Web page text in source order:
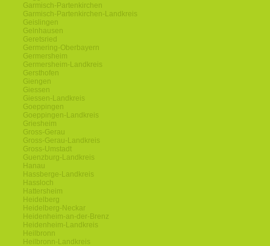
Garmisch-Partenkirchen
Garmisch-Partenkirchen-Landkreis
Geislingen
Gelnhausen
Geretsried
Germering-Oberbayern
Germersheim
Germersheim-Landkreis
Gersthofen
Giengen
Giessen
Giessen-Landkreis
Goeppingen
Goeppingen-Landkreis
Griesheim
Gross-Gerau
Gross-Gerau-Landkreis
Gross-Umstadt
Guenzburg-Landkreis
Hanau
Hassberge-Landkreis
Hassloch
Hattersheim
Heidelberg
Heidelberg-Neckar
Heidenheim-an-der-Brenz
Heidenheim-Landkreis
Heilbronn
Heilbronn-Landkreis